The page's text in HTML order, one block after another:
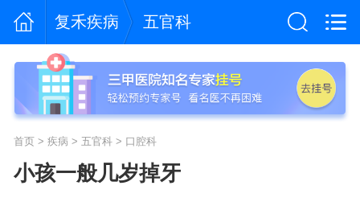
复禾疾病 五官科
首页> 疾病 > 五官科> 口腔科
小孩一般几岁掉牙